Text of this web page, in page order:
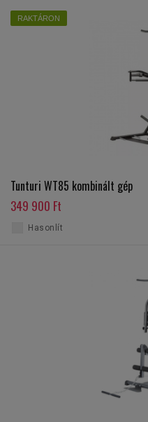
RAKTÁRON
Tunturi WT85 kombinált gép
349 900 Ft
Hasonlít